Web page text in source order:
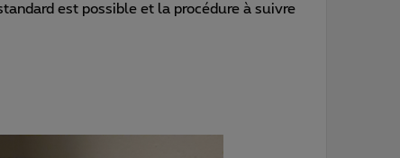
est possible et la procédure à suivre